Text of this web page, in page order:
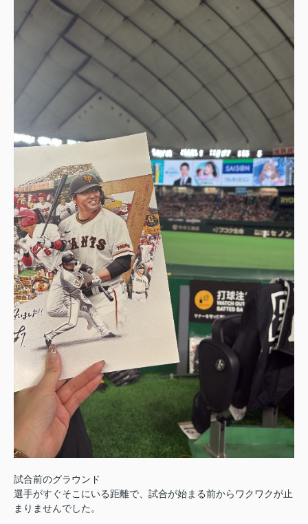
試合前のグラウンド
選手がすぐそこにいる距離で、試合が始まる前からワクワクが止
まりませんでした。